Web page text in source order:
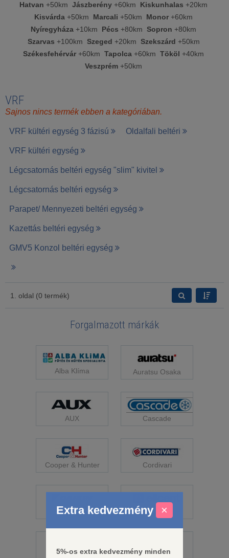
Hatvan +50km Jászberény +60km Kiskunhalas +20km
Kisvárda +50km Marcali +50km Monor +60km
Nyíregyháza +10km Pécs +80km Sopron +80km
Szarvas +100km Szeged +20km Szekszárd +50km
Székesfehérvár +60km Tapolca +60km Tököl +40km
Veszprém +50km
VRF
Sajnos nincs termék ebben a kategóriában.
VRF kültéri egység 3 fázisú Oldalfali beltéri
VRF kültéri egység
Légcsatornás beltéri egység "slim" kivitel
Légcsatornás beltéri egység
Parapet/ Mennyezeti beltéri egység
Kazettás beltéri egység
GMV5 Konzol beltéri egység
1. oldal (0 termék)
Forgalmazott márkák
Alba Klíma Auratsu Osaka
AUX Cascade
Cooper & Hunter Cordivari
Daikin Elicent
Extra kedvezmény ×
5%-os extra kedvezmény minden